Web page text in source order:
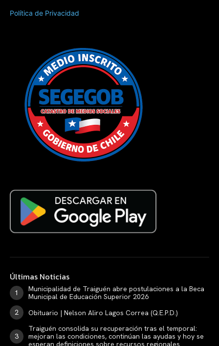
Política de Privacidad
Últimas Noticias
Municipalidad de Traiguén abre postulaciones a la Beca
Municipal de Educación Superior 2026
Obituario | Nelson Aliro Lagos Correa (Q.E.P.D.)
Traiguén consolida su recuperación tras el temporal:
mejoran las condiciones, continúan las ayudas y hoy se
esperan definiciones sobre recursos regionales